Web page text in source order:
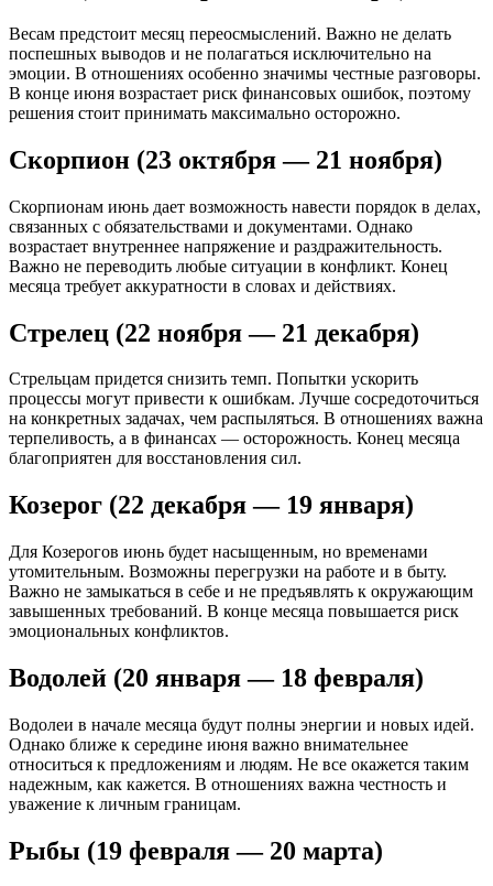
Весам предстоит месяц переосмыслений. Важно не делать
поспешных выводов и не полагаться исключительно на
эмоции. В отношениях особенно значимы честные разговоры.
В конце июня возрастает риск финансовых ошибок, поэтому
решения стоит принимать максимально осторожно.
Скорпион (23 октября — 21 ноября)
Скорпионам июнь дает возможность навести порядок в делах,
связанных с обязательствами и документами. Однако
возрастает внутреннее напряжение и раздражительность.
Важно не переводить любые ситуации в конфликт. Конец
месяца требует аккуратности в словах и действиях.
Стрелец (22 ноября — 21 декабря)
Стрельцам придется снизить темп. Попытки ускорить
процессы могут привести к ошибкам. Лучше сосредоточиться
на конкретных задачах, чем распыляться. В отношениях важна
терпеливость, а в финансах — осторожность. Конец месяца
благоприятен для восстановления сил.
Козерог (22 декабря — 19 января)
Для Козерогов июнь будет насыщенным, но временами
утомительным. Возможны перегрузки на работе и в быту.
Важно не замыкаться в себе и не предъявлять к окружающим
завышенных требований. В конце месяца повышается риск
эмоциональных конфликтов.
Водолей (20 января — 18 февраля)
Водолеи в начале месяца будут полны энергии и новых идей.
Однако ближе к середине июня важно внимательнее
относиться к предложениям и людям. Не все окажется таким
надежным, как кажется. В отношениях важна честность и
уважение к личным границам.
Рыбы (19 февраля — 20 марта)